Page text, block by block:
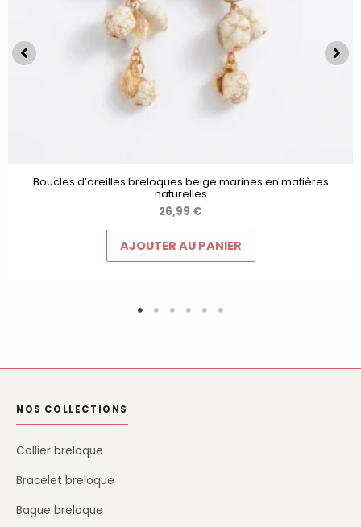
Boucles d’oreilles breloques beige marines en matières
naturelles
26,99 €
AJOUTER AU PANIER
NOS COLLECTIONS
Collier breloque
Bracelet breloque
Bague breloque